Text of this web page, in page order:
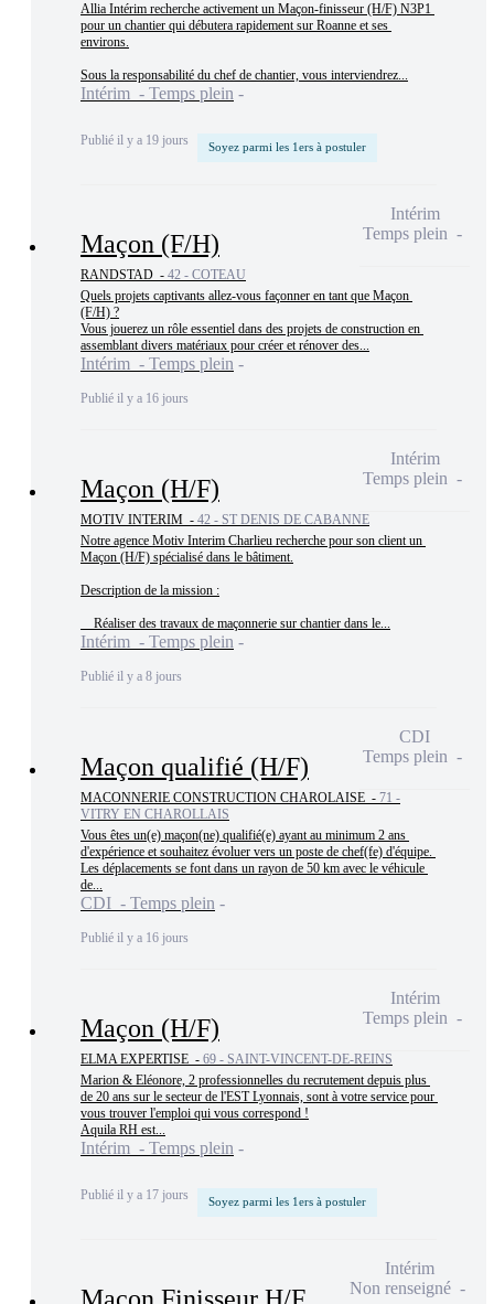
Allia Intérim recherche activement un Maçon-finisseur (H/F) N3P1
pour un chantier qui débutera rapidement sur Roanne et ses
environs.
Sous la responsabilité du chef de chantier, vous interviendrez...
Intérim - Temps plein
Publié il y a 19 jours Soyez parmi les 1ers à postuler
Maçon (F/H)
RANDSTAD - 42 - COTEAU
Quels projets captivants allez-vous façonner en tant que Maçon
(F/H) ?
Vous jouerez un rôle essentiel dans des projets de construction en
assemblant divers matériaux pour créer et rénover des...
Intérim - Temps plein
Publié il y a 16 jours
Intérim
Temps plein
Maçon (H/F)
MOTIV INTERIM - 42 - ST DENIS DE CABANNE
Notre agence Motiv Interim Charlieu recherche pour son client un
Maçon (H/F) spécialisé dans le bâtiment.
Description de la mission :
    Réaliser des travaux de maçonnerie sur chantier dans le...
Intérim - Temps plein
Publié il y a 8 jours
Intérim
Temps plein
Maçon qualifié (H/F)
MACONNERIE CONSTRUCTION CHAROLAISE - 71 -
VITRY EN CHAROLLAIS
Vous êtes un(e) maçon(ne) qualifié(e) ayant au minimum 2 ans
d'expérience et souhaitez évoluer vers un poste de chef(fe) d'équipe.
Les déplacements se font dans un rayon de 50 km avec le véhicule
de...
CDI - Temps plein
Publié il y a 16 jours
CDI
Temps plein
Maçon (H/F)
ELMA EXPERTISE - 69 - SAINT-VINCENT-DE-REINS
Marion & Eléonore, 2 professionnelles du recrutement depuis plus
de 20 ans sur le secteur de l'EST Lyonnais, sont à votre service pour
vous trouver l'emploi qui vous correspond !
Aquila RH est...
Intérim - Temps plein
Publié il y a 17 jours Soyez parmi les 1ers à postuler
Intérim
Temps plein
Maçon Finisseur H/F
Intérim
Non renseigné